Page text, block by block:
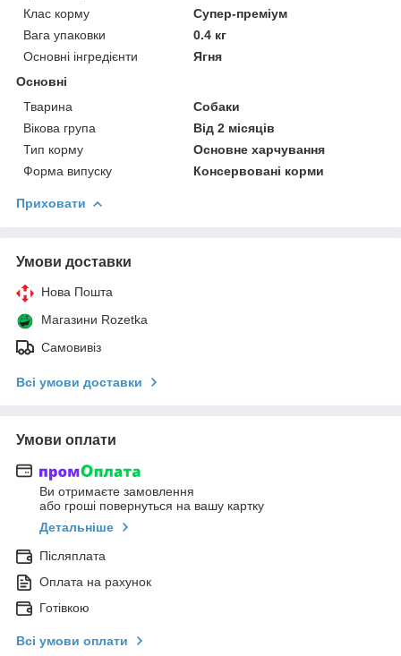
Клас корму
Супер-преміум
Вага упаковки
0.4 кг
Основні інгредієнти
Ягня
Основні
Тварина
Собаки
Вікова група
Від 2 місяців
Тип корму
Основне харчування
Форма випуску
Консервовані корми
Приховати
Умови доставки
Нова Пошта
Магазини Rozetka
Самовивіз
Всі умови доставки
Умови оплати
Ви отримаєте замовлення
або гроші повернуться на вашу картку
Детальніше
Післяплата
Оплата на рахунок
Готівкою
Всі умови оплати